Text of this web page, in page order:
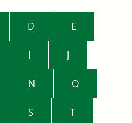
D E
I J
N O
S T